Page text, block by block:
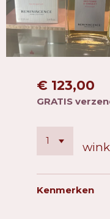
€ 123,00
GRATIS
Kenmerken